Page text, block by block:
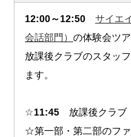
12:00～12:50
サイエ
会話部門） の体験会ツ
放課後クラブのスタッ
ます。
☆11:45 放課後クラ
☆第一部・第二部のフ